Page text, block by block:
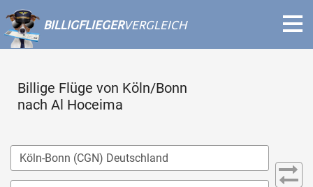
BILLIGFLIEGERVERGLEICH
Billige Flüge von Köln/Bonn
nach Al Hoceima